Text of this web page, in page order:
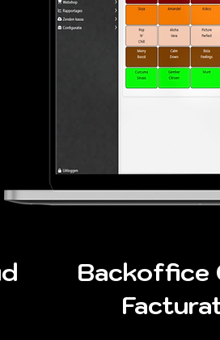
Backoffice